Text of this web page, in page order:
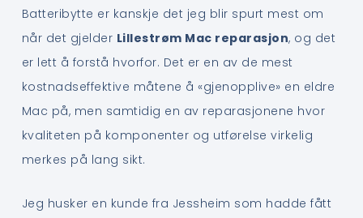
Batteribytte er kanskje det jeg blir spurt mest om
når det gjelder Lillestrøm Mac reparasjon, og det
er lett å forstå hvorfor. Det er en av de mest
kostnadseffektive måtene å «gjenopplive» en eldre
Mac på, men samtidig en av reparasjonene hvor
kvaliteten på komponenter og utførelse virkelig
merkes på lang sikt.
Jeg husker en kunde fra Jessheim som hadde fått